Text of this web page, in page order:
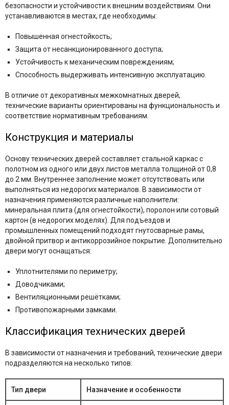
безопасности и устойчивости к внешним воздействиям. Они
устанавливаются в местах, где необходимы:​
Повышенная огнестойкость;
Защита от несанкционированного доступа;
Устойчивость к механическим повреждениям;
Способность выдерживать интенсивную эксплуатацию.​
В отличие от декоративных межкомнатных дверей,
технические варианты ориентированы на функциональность и
соответствие нормативным требованиям.​
Конструкция и материалы
Основу технических дверей составляет стальной каркас с
полотном из одного или двух листов металла толщиной от 0,8
до 2 мм. Внутреннее заполнение может отсутствовать или
выполняться из недорогих материалов. В зависимости от
назначения применяются различные наполнители:
минеральная плита (для огнестойкости), поролон или сотовый
картон (в недорогих моделях). Для подъездов и
промышленных помещений подходят гнутосварные рамы,
двойной притвор и антикоррозийное покрытие. Дополнительно
двери могут оснащаться:​
Уплотнителями по периметру;
Доводчиками;
Вентиляционными решётками;
Противопожарными замками.​
Классификация технических дверей
В зависимости от назначения и требований, технические двери
подразделяются на несколько типов:​
Тип двери Назначение и особенности